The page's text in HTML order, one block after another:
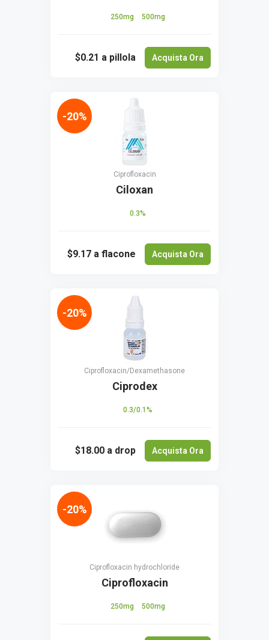
250mg 500mg
$0.21 a pillola Acquista Ora
Ciprofloxacin
Ciloxan
0.3%
$9.17 a flacone Acquista Ora
-20%
Ciprofloxacin/Dexamethasone
Ciprodex
0.3/0.1%
$18.00 a drop Acquista Ora
-20%
Ciprofloxacin hydrochloride
Ciprofloxacin
250mg 500mg
-20%